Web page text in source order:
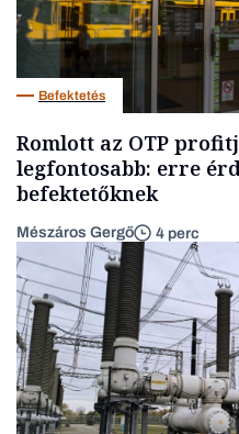
Befektetés
Romlott az OTP
legfontosabb: erre
befektetőknek
Mészáros Gergő 4 perc